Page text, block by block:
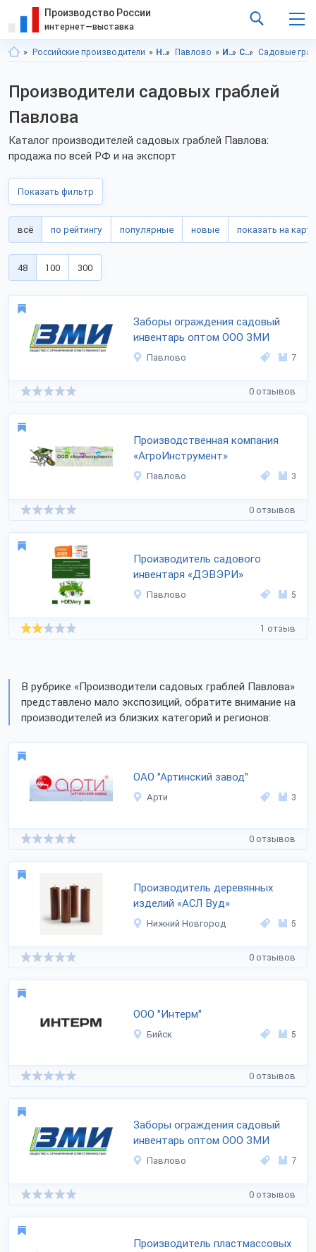
Производство России
интернет—выставка
Российские производители Нижегородская область Павлово Инструменты Садовый инструмент Садовые
Производители садовых граблей
Павлова
Каталог производителей садовых граблей Павлова:
продажа по всей РФ и на экспорт
Показать фильтр
всё по рейтингу популярные новые показать на карте
48 100 300
Заборы ограждения садовый
инвентарь оптом ООО ЗМИ
Павлово 7
0 отзывов
Производственная компания
«АгроИнструмент»
Павлово 3
0 отзывов
Производитель садового
инвентаря «ДЭВЭРИ»
Павлово 5
1 отзыв
В рубрике «Производители садовых граблей Павлова»
представлено мало экспозиций, обратите внимание на
производителей из близких категорий и регионов:
ОАО "Артинский завод"
Арти 3
0 отзывов
Производитель деревянных
изделий «АСЛ Вуд»
Нижний Новгород 5
0 отзывов
ООО "Интерм"
Бийск 5
0 отзывов
Заборы ограждения садовый
инвентарь оптом ООО ЗМИ
Павлово 7
0 отзывов
Производитель пластмассовых